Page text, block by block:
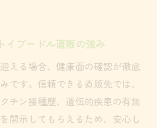
を直販で迎える際の疑問と解
プードル選びに直販が適して
イプードル直販の強み
える場合、健康面の確認が徹底
です。信頼できる直販先では、
チン接種歴、遺伝的疾患の有無
開示してもらえるため、安心し